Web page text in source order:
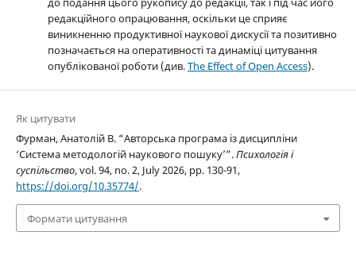
редакційного опрацювання, оскільки це сприяє
виникненню продуктивної наукової дискусії та позитивно
позначається на оперативності та динаміці цитування
опублікованої роботи (див.The Effect of Open Access).
Як цитувати
Фурман, Анатолій В. “Авторська програма із дисципліни
‘Система методологій наукового пошуку’”.Психологія і
суспільство, vol. 94, no. 2, July 2026, pp. 130-91,
https://doi.org/10.35774/.
Формати цитування